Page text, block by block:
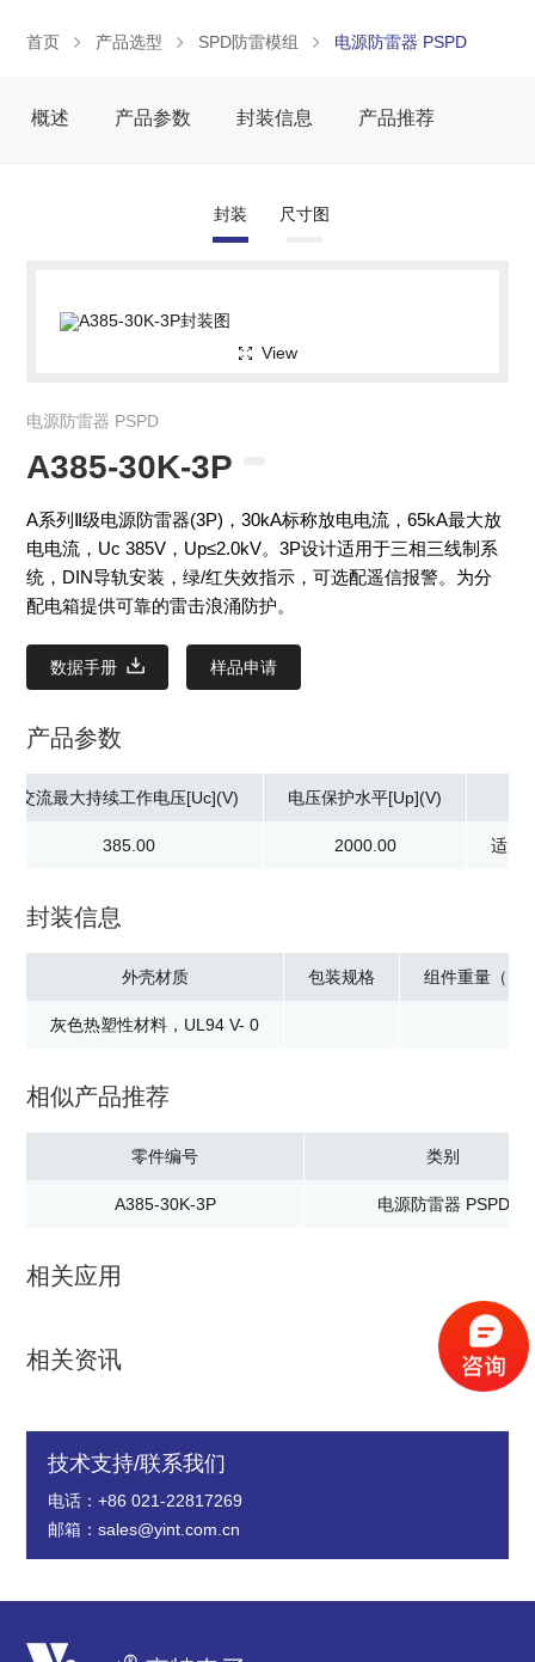
首页 产品选型 SPD防雷模组 电源防雷器 PSPD
概述 产品参数 封装信息 产品推荐
封装 尺寸图
View
电源防雷器 PSPD
A385-30K-3P
A系列Ⅱ级电源防雷器(3P)，30kA标称放电电流，65kA最大放
电电流，Uc 385V，Up≤2.0kV。3P设计适用于三相三线制系
统，DIN导轨安装，绿/红失效指示，可选配遥信报警。为分
配电箱提供可靠的雷击浪涌防护。
数据手册 样品申请
产品参数
交流最大持续工作电压[Uc](V)
385.00
电压保护水平[Up](V)
2000.00 适用
封装信息
外壳材质
灰色热塑性材料，UL94 V- 0
包装规格 组件重量（克
相似产品推荐
零件编号 类别
A385-30K-3P 电源防雷器 PSPD
相关应用
相关资讯
技术支持/联系我们
电话：+86 021-22817269
邮箱：sales@yint.com.cn